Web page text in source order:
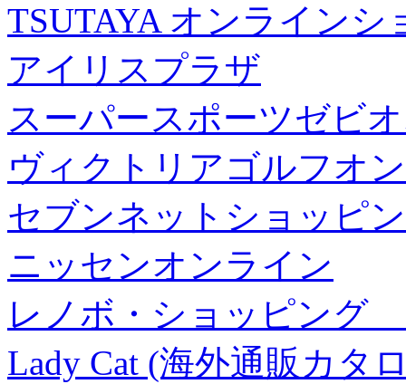
TSUTAYA オンラインシ
アイリスプラザ
スーパースポーツゼビ
ヴィクトリアゴルフオ
セブンネットショッピ
ニッセンオンライン
レノボ・ショッピング
Lady Cat (海外通販カタ